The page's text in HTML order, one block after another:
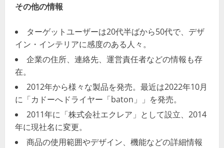
その他の情報
ターゲットユーザーは20代半ばから50代で、デザ
イン・インテリアに感度のある人々。
企業の住所、連絡先、運営責任者などの情報も存
在。
2012年から様々な製品を発売。最近は2022年10月
に「カドーへドライヤー「baton」」を発売。
2011年に「株式会社エクレア」として設立、2014
年に現社名に変更。
商品の使用範囲やデザイン、機能などの詳細情報